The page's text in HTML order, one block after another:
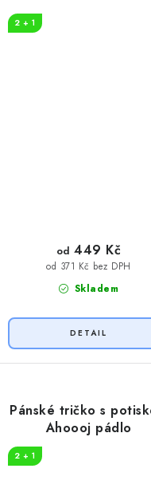
2 + 1
Skladem
od 371 Kč bez DPH
od 449 Kč
Pánské tričko s
Ahoooj pádlo
2 + 1